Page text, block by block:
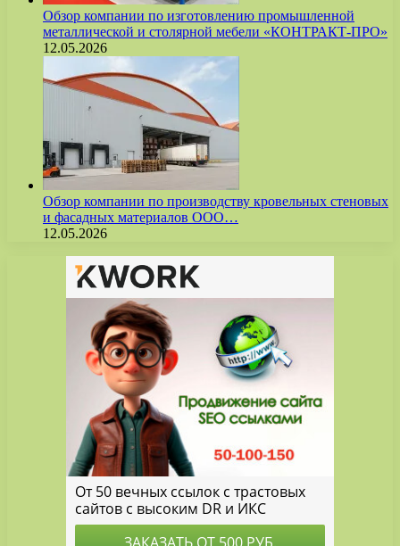
Обзор компании по изготовлению промышленной
металлической и столярной мебели «КОНТРАКТ-ПРО»
12.05.2026
Обзор компании по производству кровельных стеновых
и фасадных материалов ООО…
12.05.2026